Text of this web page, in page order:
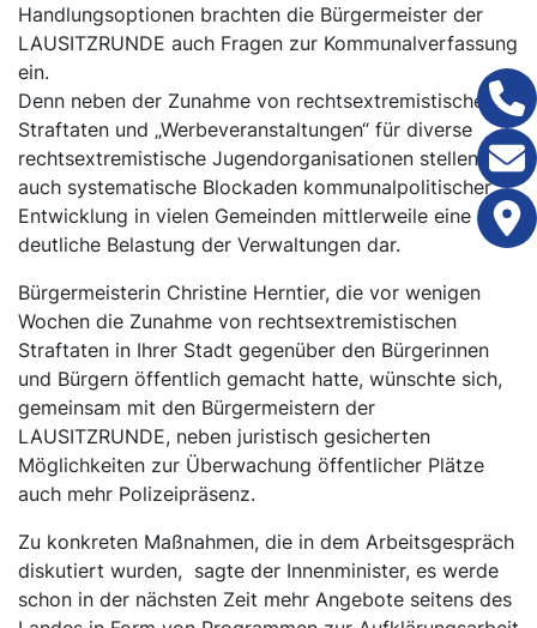
Handlungsoptionen brachten die Bürgermeister der
LAUSITZRUNDE auch Fragen zur Kommunalverfassung
ein.
Denn neben der Zunahme von rechtsextremistischen
Straftaten und „Werbeveranstaltungen“ für diverse
rechtsextremistische Jugendorganisationen stellen
auch systematische Blockaden kommunalpolitischer
Entwicklung in vielen Gemeinden mittlerweile eine
deutliche Belastung der Verwaltungen dar.
Bürgermeisterin Christine Herntier, die vor wenigen
Wochen die Zunahme von rechtsextremistischen
Straftaten in Ihrer Stadt gegenüber den Bürgerinnen
und Bürgern öffentlich gemacht hatte, wünschte sich,
gemeinsam mit den Bürgermeistern der
LAUSITZRUNDE, neben juristisch gesicherten
Möglichkeiten zur Überwachung öffentlicher Plätze
auch mehr Polizeipräsenz.
Zu konkreten Maßnahmen, die in dem Arbeitsgespräch
diskutiert wurden, sagte der Innenminister, es werde
schon in der nächsten Zeit mehr Angebote seitens des